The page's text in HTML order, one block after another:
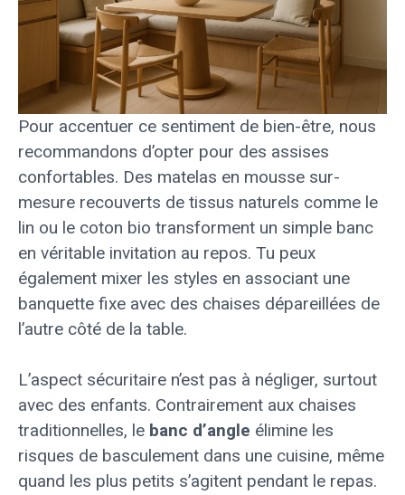
Pour accentuer ce sentiment de bien-être, nous
recommandons d’opter pour des assises
confortables. Des matelas en mousse sur-
mesure recouverts de tissus naturels comme le
lin ou le coton bio transforment un simple banc
en véritable invitation au repos. Tu peux
également mixer les styles en associant une
banquette fixe avec des chaises dépareillées de
l’autre côté de la table.
L’aspect sécuritaire n’est pas à négliger, surtout
avec des enfants. Contrairement aux chaises
traditionnelles, le banc d’angle élimine les
risques de basculement dans une cuisine, même
quand les plus petits s’agitent pendant le repas.